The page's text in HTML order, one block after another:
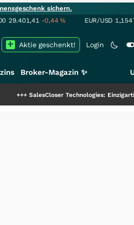
sichern.
29.401,41 -0,44% EUR/USD
Login
Aktie geschenkt!
Broker-Magazin ✨
Technologies: Einzigartige Leistung